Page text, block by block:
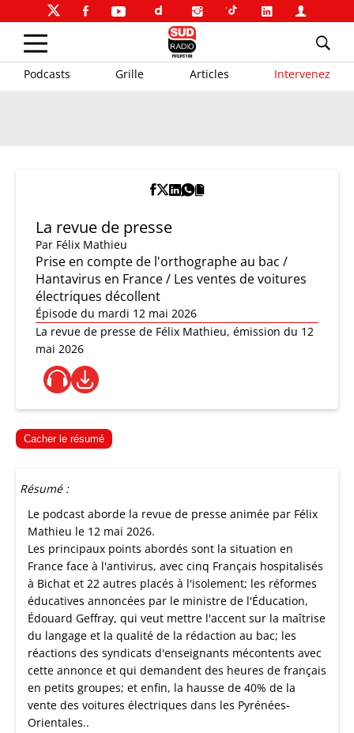
Podcasts Grille Articles Intervenez
La revue de presse
Par Félix Mathieu
Prise en compte de l'orthographe au bac /
Hantavirus en France / Les ventes de voitures
électriques décollent
Épisode du mardi 12 mai 2026
La revue de presse de Félix Mathieu, émission du 12
mai 2026
Cacher le résumé
Résumé :
Le podcast aborde la revue de presse animée par Félix
Mathieu le 12 mai 2026.
Les principaux points abordés sont la situation en
France face à l'antivirus, avec cinq Français hospitalisés
à Bichat et 22 autres placés à l'isolement; les réformes
éducatives annoncées par le ministre de l'Éducation,
Édouard Geffray, qui veut mettre l'accent sur la maîtrise
du langage et la qualité de la rédaction au bac; les
réactions des syndicats d'enseignants mécontents avec
cette annonce et qui demandent des heures de français
en petits groupes; et enfin, la hausse de 40% de la
vente des voitures électriques dans les Pyrénées-
Orientales..